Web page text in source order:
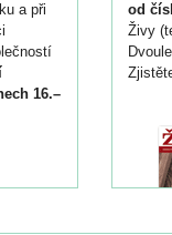
a při
16.–
od
Živy